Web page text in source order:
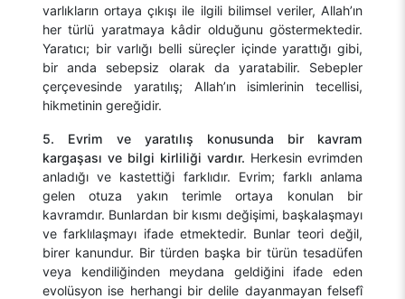
varlıkların ortaya çıkışı ile ilgili bilimsel veriler, Allah’ın
her türlü yaratmaya kâdir olduğunu göstermektedir.
Yaratıcı; bir varlığı belli süreçler içinde yarattığı gibi,
bir anda sebepsiz olarak da yaratabilir. Sebepler
çerçevesinde yaratılış; Allah’ın isimlerinin tecellisi,
hikmetinin gereğidir.
5. Evrim ve yaratılış konusunda bir kavram
kargaşası ve bilgi kirliliği vardır. Herkesin evrimden
anladığı ve kastettiği farklıdır. Evrim; farklı anlama
gelen otuza yakın terimle ortaya konulan bir
kavramdır. Bunlardan bir kısmı değişimi, başkalaşmayı
ve farklılaşmayı ifade etmektedir. Bunlar teori değil,
birer kanundur. Bir türden başka bir türün tesadüfen
veya kendiliğinden meydana geldiğini ifade eden
evolüsyon ise herhangi bir delile dayanmayan felsefî